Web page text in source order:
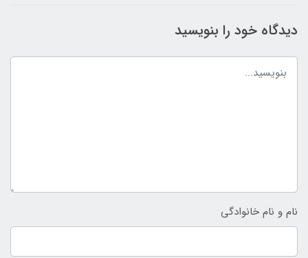
دیدگاه خود را بنویسید
نام و نام خانوادگی